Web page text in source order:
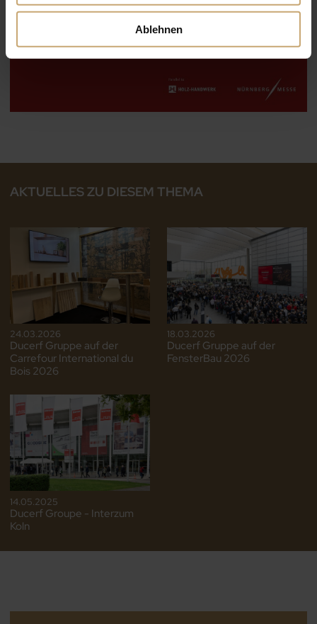
Ablehnen
AKTUELLES ZU DIESEM THEMA
24.03.2026
Ducerf Gruppe auf der
Carrefour International du
Bois 2026
18.03.2026
Ducerf Gruppe auf der
FensterBau 2026
14.05.2025
Ducerf Groupe - Interzum
Koln